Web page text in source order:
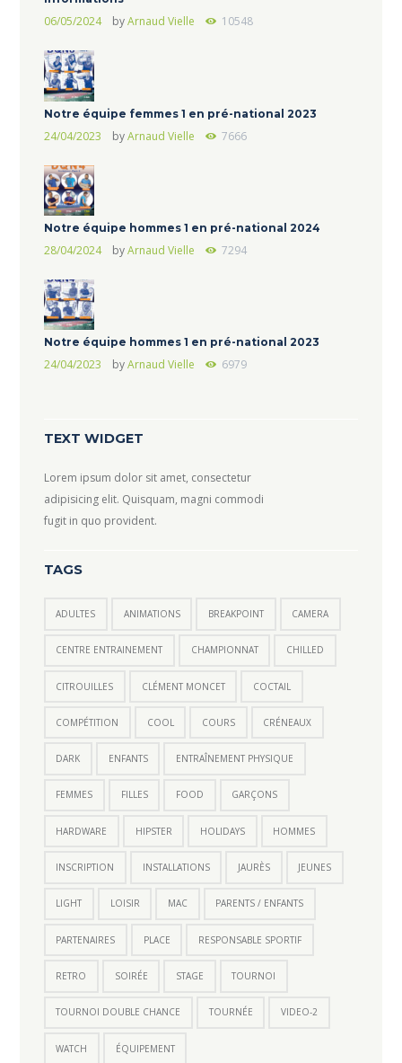
06/05/2024 byArnaud Vielle 10548
Notre équipe femmes 1 en pré-national 2023
24/04/2023 byArnaud Vielle 7666
Notre équipe hommes 1 en pré-national 2024
28/04/2024 byArnaud Vielle 7294
Notre équipe hommes 1 en pré-national 2023
24/04/2023 byArnaud Vielle 6979
TEXT WIDGET
Lorem ipsum dolor sit amet, consectetur
adipisicing elit. Quisquam, magni commodi
fugit in quo provident.
TAGS
ADULTES ANIMATIONS BREAKPOINT CAMERA
CENTRE ENTRAINEMENT CHAMPIONNAT CHILLED
CITROUILLES CLÉMENT MONCET COCTAIL
COMPÉTITION COOL COURS CRÉNEAUX
DARK ENFANTS ENTRAÎNEMENT PHYSIQUE
FEMMES FILLES FOOD GARÇONS
HARDWARE HIPSTER HOLIDAYS HOMMES
INSCRIPTION INSTALLATIONS JAURÈS JEUNES
LIGHT LOISIR MAC PARENTS / ENFANTS
PARTENAIRES PLACE RESPONSABLE SPORTIF
RETRO SOIRÉE STAGE TOURNOI
TOURNOI DOUBLE CHANCE TOURNÉE VIDEO-2
WATCH ÉQUIPEMENT